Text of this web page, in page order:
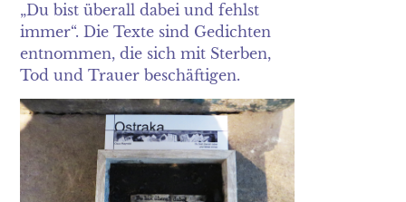
„Du bist überall dabei und fehlst
immer“. Die Texte sind Gedichten
entnommen, die sich mit Sterben,
Tod und Trauer beschäftigen.